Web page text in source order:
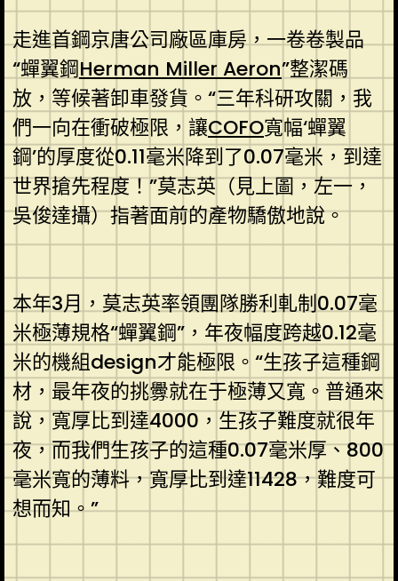
走進首鋼京唐公司廠區庫房，一卷卷製品
“蟬翼鋼Herman Miller Aeron”整潔碼
放，等候著卸車發貨。“三年科研攻關，我
們一向在衝破極限，讓COFO寬幅‘蟬翼
鋼’的厚度從0.11毫米降到了0.07毫米，到達
世界搶先程度！”莫志英（見上圖，左一，
吳俊達攝）指著面前的產物驕傲地說。
本年3月，莫志英率領團隊勝利軋制0.07毫
米極薄規格“蟬翼鋼”，年夜幅度跨越0.12毫
米的機組design才能極限。“生孩子這種鋼
材，最年夜的挑釁就在于極薄又寬。普通來
說，寬厚比到達4000，生孩子難度就很年
夜，而我們生孩子的這種0.07毫米厚、800
毫米寬的薄料，寬厚比到達11428，難度可
想而知。”